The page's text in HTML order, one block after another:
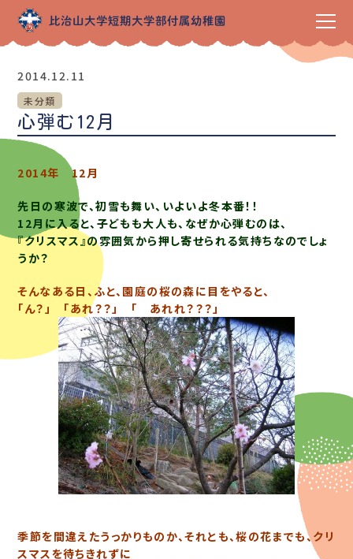
2014.12.11
未分類
心弾む12月
2014年 12月
先日の寒波で、初雪も舞い、いよいよ冬本番！！
12月に入ると、子どもも大人も、なぜか心弾むのは、
『クリスマス』の雰囲気から押し寄せられる気持ちなのでしょ
うか？
そんなある日、ふと、園庭の桜の森に目をやると、
「ん？」 「あれ？？」 「 あれれ？？？」
季節を間違えたうっかりものか、それとも、桜の花までも、クリ
スマスを待ちきれずに